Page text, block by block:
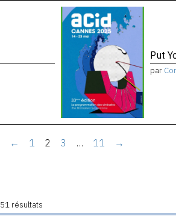
Put
par
← 1 2 3 … 11 →
51 résultats